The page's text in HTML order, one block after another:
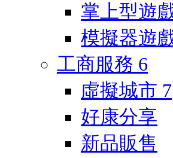
掌上型遊
模擬器遊
工商服務 6
虛擬城市 7
好康分享
新品販售